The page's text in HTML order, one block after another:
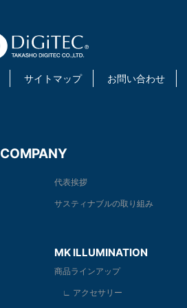
サイトマップ お問い合わせ
COMPANY
代表挨拶
サスティナブルの取り組み
MK ILLUMINATION
商品ラインアップ
∟ アクセサリー